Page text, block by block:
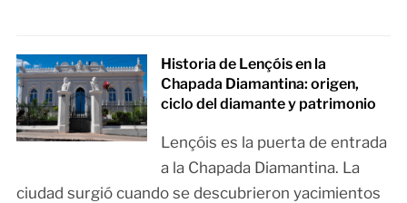
Historia de Lençóis en la
Chapada Diamantina: origen,
ciclo del diamante y patrimonio
Lençóis es la puerta de entrada
a la Chapada Diamantina. La
ciudad surgió cuando se descubrieron yacimientos